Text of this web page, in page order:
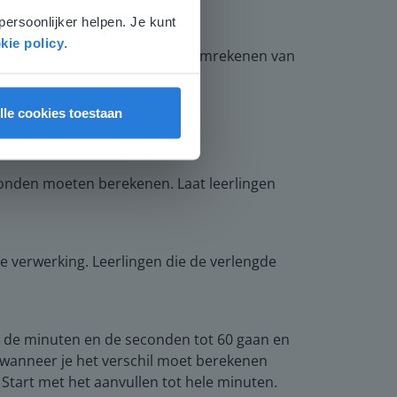
helpen. Je kunt
policy.
cookies toestaan
die je kunt maken bij het omrekenen van
moeten berekenen. Laat leerlingen
verwerking. Leerlingen die de verlengde
minuten en de seconden tot 60 gaan en
je het verschil moet berekenen
met het aanvullen tot hele minuten.